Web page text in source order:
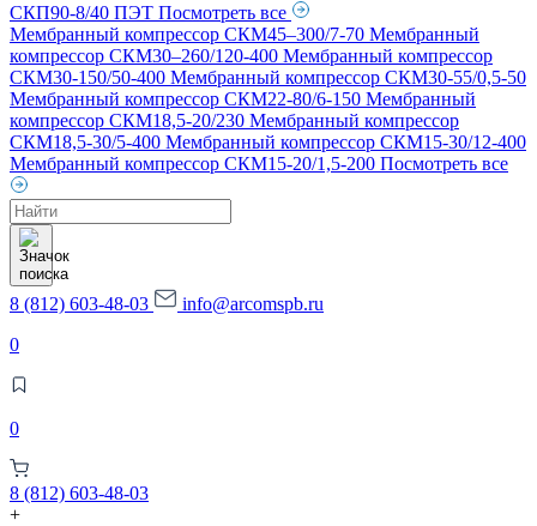
СКП90-8/40 ПЭТ Посмотреть все
Мембранный компрессор СКМ45–300/7-70 Мембранный
компрессор СКМ30–260/120-400 Мембранный компрессор
СКМ30-150/50-400 Мембранный компрессор СКМ30-55/0,5-50
Мембранный компрессор СКМ22-80/6-150 Мембранный
компрессор СКМ18,5-20/230 Мембранный компрессор
СКМ18,5-30/5-400 Мембранный компрессор СКМ15-30/12-400
Мембранный компрессор СКМ15-20/1,5-200 Посмотреть все
Поиск
товаров
8 (812) 603-48-03
info@arcomspb.ru
0
0
8 (812) 603-48-03
+